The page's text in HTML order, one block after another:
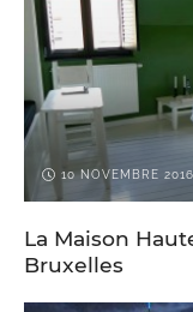
10 NOVEMBRE 2016
La Maison
Bruxelles